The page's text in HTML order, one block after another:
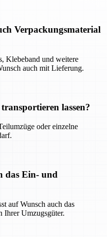
Verpackungsmaterial
Klebeband und weitere
auch mit Lieferung.
lassen?
oder einzelne
das Ein- und
auf Wunsch auch das
Ihrer Umzugsgüter.